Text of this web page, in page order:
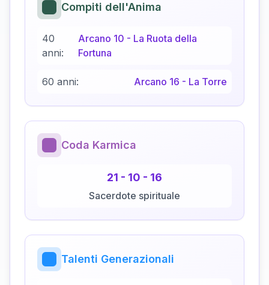
Compiti dell'Anima
40
anni:
Arcano 10 - La Ruota della
Fortuna
60 anni: Arcano 16 - La Torre
Coda Karmica
21 - 10 - 16
Sacerdote spirituale
Talenti Generazionali